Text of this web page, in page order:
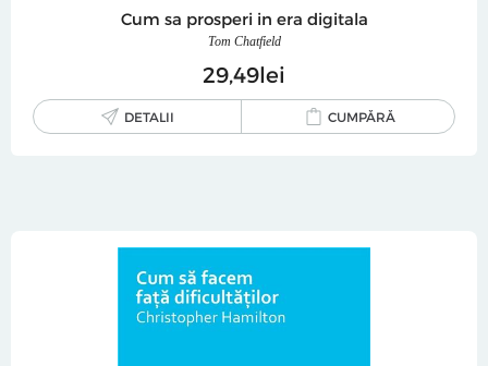
Cum sa prosperi in era digitala
Tom Chatfield
2949lei
DETALII CUMPĂRĂ